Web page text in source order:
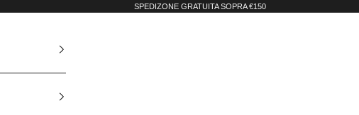
SPEDIZONE GRATUITA SOPRA €150